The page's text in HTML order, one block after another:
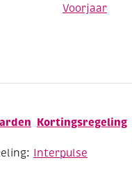
Voorjaar
Kortingsregeling
Interpulse